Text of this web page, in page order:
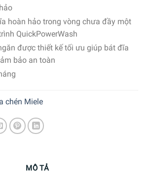
hoàn hảo trong vòng chưa đầy một
QuickPowerWash
được thiết kế tối ưu giúp bát đĩa
bảo an toàn
chén Miele
MÔ TẢ